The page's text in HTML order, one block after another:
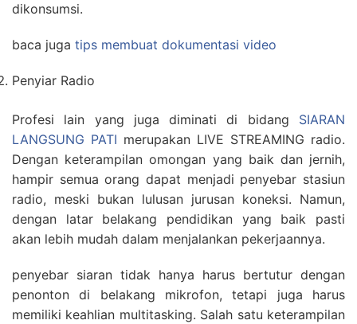
dikonsumsi.
baca juga tips membuat dokumentasi video
Penyiar Radio
Profesi lain yang juga diminati di bidang SIARAN
LANGSUNG PATI merupakan LIVE STREAMING radio.
Dengan keterampilan omongan yang baik dan jernih,
hampir semua orang dapat menjadi penyebar stasiun
radio, meski bukan lulusan jurusan koneksi. Namun,
dengan latar belakang pendidikan yang baik pasti
akan lebih mudah dalam menjalankan pekerjaannya.
penyebar siaran tidak hanya harus bertutur dengan
penonton di belakang mikrofon, tetapi juga harus
memiliki keahlian multitasking. Salah satu keterampilan